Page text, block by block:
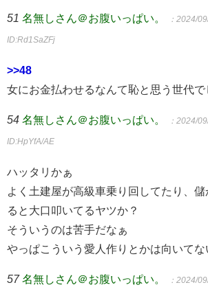
51 名無しさん＠お腹いっぱい。 ：2024/
ID:Rd1SaZFj
>>48
女にお金払わせるなんて恥と思う世代で
54 名無しさん＠お腹いっぱい。 ：2024/
ID:HpYfA/AE
ハッタリかぁ
よく土建屋が高級車乗り回してたり、
ると大口叩いてるヤツか？
そういうのは苦手だなぁ
やっぱこういう愛人作りとかは向いてな
57 名無しさん＠お腹いっぱい。 ：2024/